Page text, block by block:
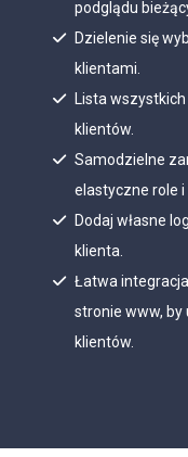
podglądu
Dzielenie się
klientami.
Lista
klientów.
Samodzielne
elastyczne role i
Dodaj własne
klienta.
Łatwa
stronie www, by
klientów.